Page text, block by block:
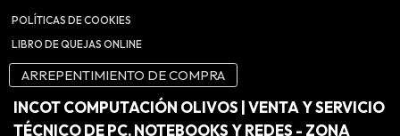
POLÍTICAS DE COOKIES
LIBRO DE QUEJAS ONLINE
ARREPENTIMIENTO DE COMPRA
INCOT COMPUTACIÓN OLIVOS | VENTA Y SERVICIO
TÉCNICO DE PC, NOTEBOOKS Y REDES - ZONA